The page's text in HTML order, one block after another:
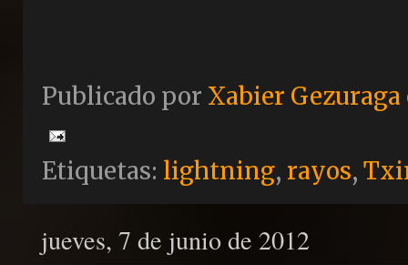
Publicado por Xabier Gezuraga
Etiquetas: lightning, rayos,
jueves, 7 de junio de 2012